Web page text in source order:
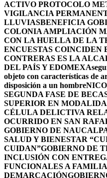
ACTIVO PROTOCOLO
VIGILANCIA
LLUVIASBENEFICIA
COLONIA AMPLIACIÓN
CON LA HUELLA DE LA
ENCUESTAS COINCIDEN
CONTRERAS ES LA
DEL PAÍS Y EDOMEX
objeto con características de
disposición a un hombre
SEGUNDA FASE DE
SUPERIOR EN
CÉLULA DELICTIVA
OCURRIDO EN SAN
GOBIERNO DE
SALUD Y BIENESTAR
CUIDAN”GOBIERNO DE
INCLUSIÓN CON
FUNCIONALES A
DEMARCACIÓN